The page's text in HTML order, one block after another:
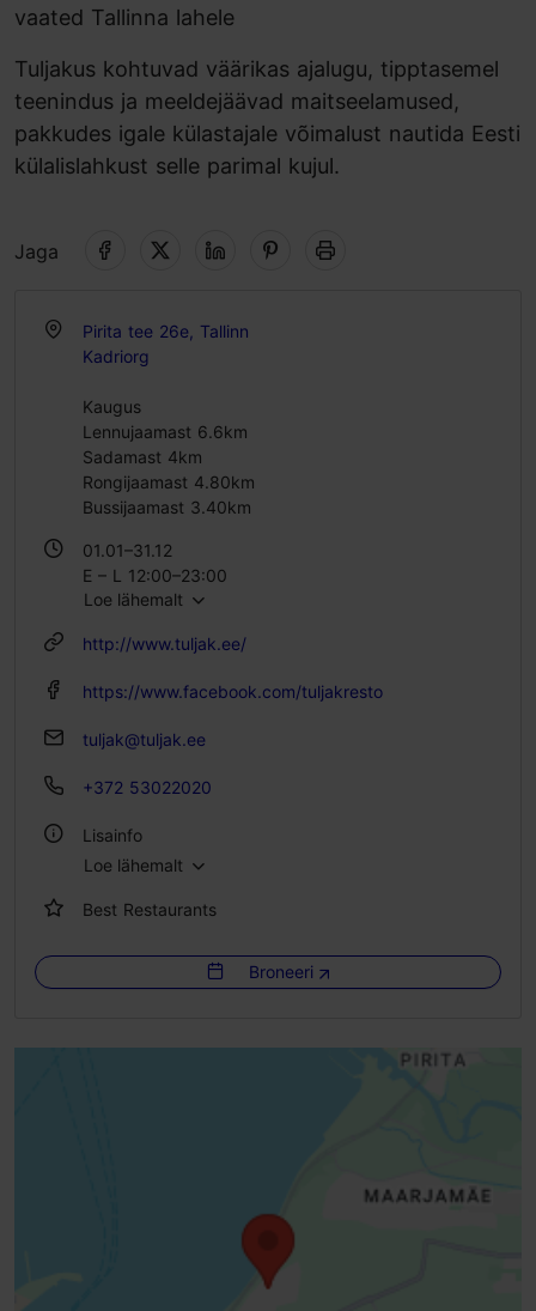
vaated Tallinna lahele
Tuljakus kohtuvad väärikas ajalugu, tipptasemel
teenindus ja meeldejäävad maitseelamused,
pakkudes igale külastajale võimalust nautida Eesti
külalislahkust selle parimal kujul.
Jaga
Pirita tee 26e, Tallinn
Kadriorg
Kaugus
Lennujaamast 6.6km
Sadamast 4km
Rongijaamast 4.80km
Bussijaamast 3.40km
01.01–31.12
E – L 12:00–23:00
P 12:00–22:00
Loe lähemalt
http://www.tuljak.ee/
https://www.facebook.com/tuljakresto
tuljak@tuljak.ee
+372 53022020
Lisainfo
Istekohtade arv: 150
Istekohti välikohvikus: 100
Loe lähemalt
Best Restaurants
Broneeri